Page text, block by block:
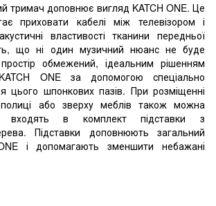
тримач доповнює вигляд KATCH ONE. Це
приховати кабелі між телевізором і
властивості тканини передньої
що ні один музичний нюанс не буде
обмежений, ідеальним рішенням
ONE за допомогою спеціально
цього шпонкових пазів. При розміщенні
або зверху меблів також можна
входять в комплект підставки з
Підставки доповнюють загальний
і допомагають зменшити небажані